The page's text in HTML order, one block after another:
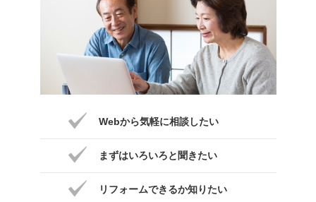
Webから気軽に相談したい
まずはいろいろと聞きたい
リフォームできるか知りたい